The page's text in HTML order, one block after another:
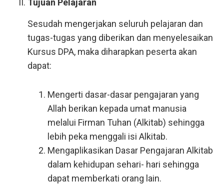
Tujuan Pelajaran
Sesudah mengerjakan seluruh pelajaran dan
tugas-tugas yang diberikan dan menyelesaikan
Kursus DPA, maka diharapkan peserta akan
dapat:
Mengerti dasar-dasar pengajaran yang
Allah berikan kepada umat manusia
melalui Firman Tuhan (Alkitab) sehingga
lebih peka menggali isi Alkitab.
Mengaplikasikan Dasar Pengajaran Alkitab
dalam kehidupan sehari- hari sehingga
dapat memberkati orang lain.